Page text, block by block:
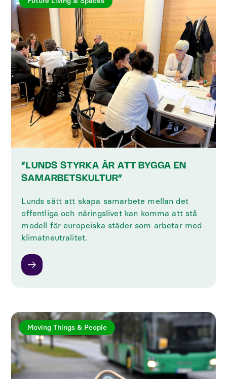
”LUNDS STYRKA ÄR ATT BYGGA EN
SAMARBETSKULTUR”
Lunds sätt att skapa samarbete mellan det
offentliga och näringslivet kan komma att stå
modell för europeiska städer som arbetar med
klimatneutralitet.
Moving Things & People